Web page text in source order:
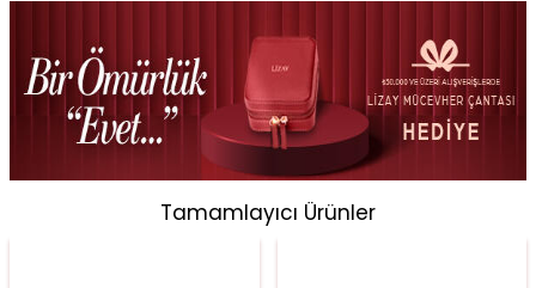
Tamamlayıcı Ürünler